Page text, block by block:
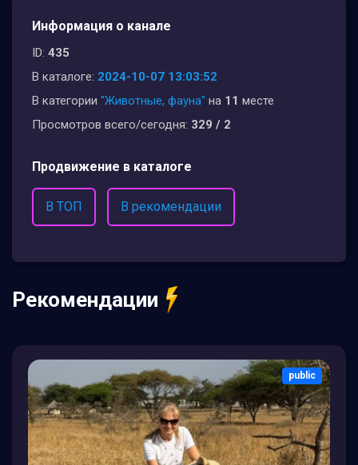
Информация о канале
ID: 435
В каталоге: 2024-10-07 13:03:52
В категории "Животные, фауна" на 11 месте
Просмотров всего/сегодня: 329 / 2
Продвижение в каталоге
В ТОП В рекомендации
Рекомендации
public